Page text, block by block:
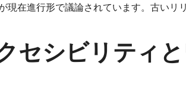
現在進行形で議論されています。古いリ
セシビリティ